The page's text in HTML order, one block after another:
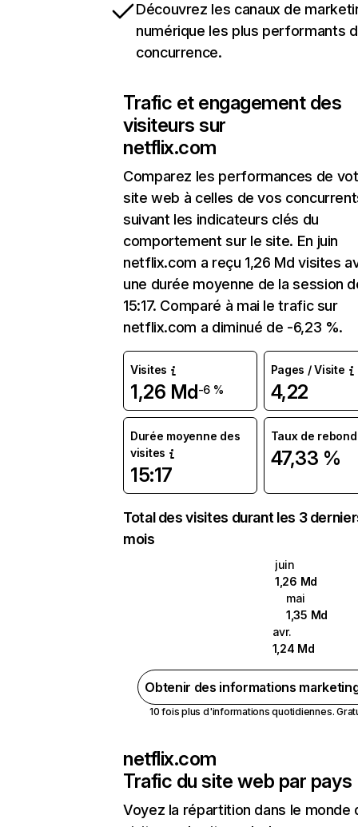
Découvrez les canaux de
numérique les plus performants
concurrence.
Trafic et engagement des
visiteurs sur
netflix.com
Comparez les performances de
site web à celles de vos
suivant les indicateurs clés du
comportement sur le site. En juin
netflix.com a reçu 1,26 Md visites
une durée moyenne de la session
15:17. Comparé à mai le trafic sur
netflix.com a diminué de -6,23 %.
Visites
1,26 Md-6 %
Pages / Visite
4,22
Durée moyenne des
visites
15:17
Taux de rebond
47,33 %
Total des visites durant les 3
mois
juin
1,26 Md
mai
1,35 Md
avr.
1,24 Md
Obtenir des informations
10 fois plus d'informations quotidiennes.
netflix.com
Trafic du site web par pays
Voyez la répartition dans le monde